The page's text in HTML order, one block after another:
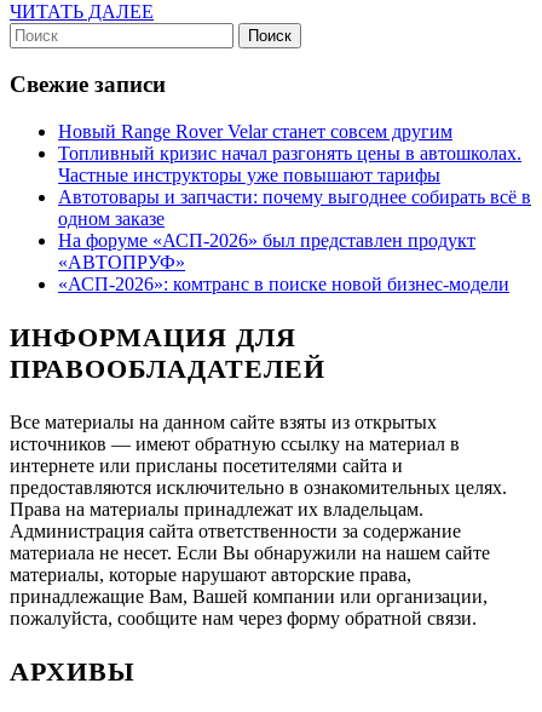
ЧИТАТЬ ДАЛЕЕ
Найти:
Свежие записи
Новый Range Rover Velar станет совсем другим
Топливный кризис начал разгонять цены в автошколах.
Частные инструкторы уже повышают тарифы
Автотовары и запчасти: почему выгоднее собирать всё в
одном заказе
На форуме «АСП-2026» был представлен продукт
«АВТОПРУФ»
«АСП-2026»: комтранс в поиске новой бизнес-модели
ИНФОРМАЦИЯ ДЛЯ
ПРАВООБЛАДАТЕЛЕЙ
Все материалы на данном сайте взяты из открытых
источников — имеют обратную ссылку на материал в
интернете или присланы посетителями сайта и
предоставляются исключительно в ознакомительных целях.
Права на материалы принадлежат их владельцам.
Администрация сайта ответственности за содержание
материала не несет. Если Вы обнаружили на нашем сайте
материалы, которые нарушают авторские права,
принадлежащие Вам, Вашей компании или организации,
пожалуйста, сообщите нам через форму обратной связи.
АРХИВЫ